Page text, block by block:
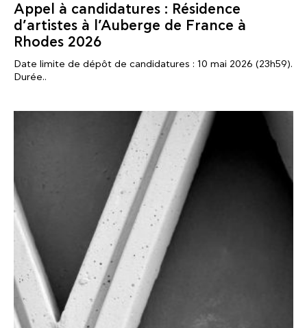
Appel à candidatures : Résidence
d’artistes à l’Auberge de France à
Rhodes 2026
Date limite de dépôt de candidatures : 10 mai 2026 (23h59).
Durée..